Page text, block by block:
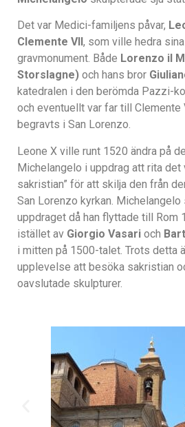
Det var Medici-familjens påvar,
Clemente VII , som ville hedra
gravmonument. Både Lorenzo il
Storslagne) och hans bror
katedralen i den berömda Pazzi-
och eventuellt var far till Clemente
begravts i San Lorenzo.
Leone X ville runt 1520 ändra på
Michelangelo i uppdrag att rita det
sakristian” för att skilja den från
San Lorenzo kyrkan.
uppdraget då han flyttade till Rom
istället av Giorgio Vasari och
i mitten på 1500-talet. Trots detta
upplevelse att besöka sakristian
oavslutade skulpturer.